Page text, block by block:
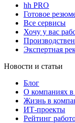
hh PRO
Готовое
Все сервисы
Хочу у вас
Экспертная
Новости и статьи
Блог
О компаниях
Жизнь в
ИТ-проекты
Рейтинг